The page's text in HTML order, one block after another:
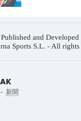
and
Sports S.L. - All rights
新聞